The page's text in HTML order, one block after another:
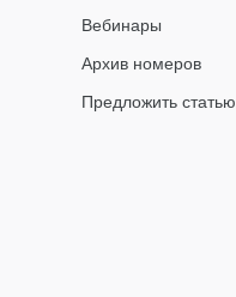
Вебинары
Архив номеров
Предложить статью